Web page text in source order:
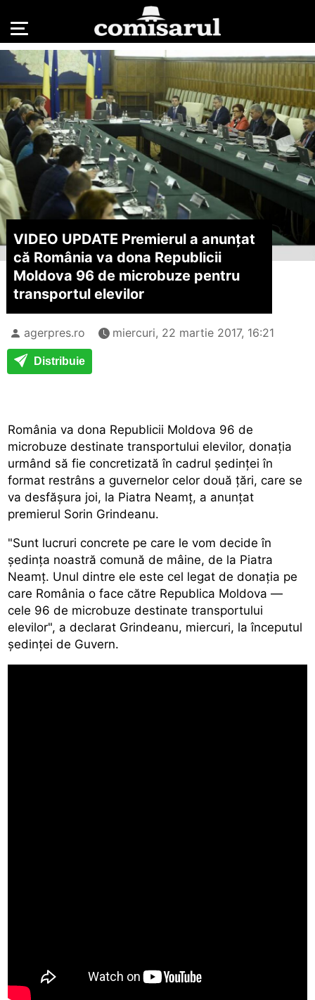
VIDEO UPDATE Premierul a anunțat
că România va dona Republicii
Moldova 96 de microbuze pentru
transportul elevilor
agerpres.ro miercuri, 22 martie 2017, 16:21
Distribuie
România va dona Republicii Moldova 96 de
microbuze destinate transportului elevilor, donația
urmând să fie concretizată în cadrul ședinței în
format restrâns a guvernelor celor două țări, care se
va desfășura joi, la Piatra Neamț, a anunțat
premierul Sorin Grindeanu.
"Sunt lucruri concrete pe care le vom decide în
ședința noastră comună de mâine, de la Piatra
Neamț. Unul dintre ele este cel legat de donația pe
care România o face către Republica Moldova —
cele 96 de microbuze destinate transportului
elevilor", a declarat Grindeanu, miercuri, la începutul
ședinței de Guvern.